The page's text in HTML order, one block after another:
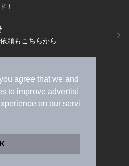
agree that we and
to improve advertisi
on our servi
！
頼もこちらから
求）
広告出稿のご案内
タイルMEMBERS+規約
く表記
ヘルプ
採用情報